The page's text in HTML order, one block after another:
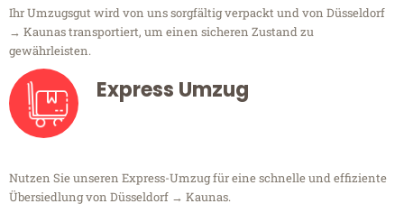
Ihr Umzugsgut wird von uns sorgfältig verpackt und von Düsseldorf
→ Kaunas transportiert, um einen sicheren Zustand zu
gewährleisten.
Express Umzug
Nutzen Sie unseren Express-Umzug für eine schnelle und effiziente
Übersiedlung von Düsseldorf → Kaunas.